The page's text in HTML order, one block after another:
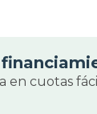
en cuotas